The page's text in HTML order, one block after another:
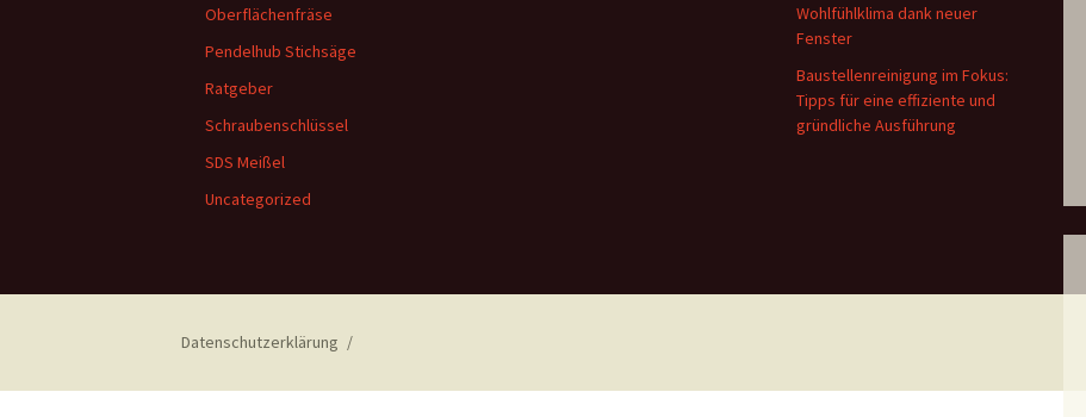
Wohlfühlklima dank neuer
Fenster
Baustellenreinigung im Fokus:
Tipps für eine effiziente und
gründliche Ausführung
Oberflächenfräse
Pendelhub Stichsäge
Ratgeber
Schraubenschlüssel
SDS Meißel
Uncategorized
Datenschutzerklärung